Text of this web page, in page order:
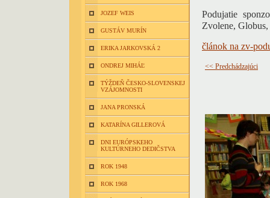
JOZEF WEIS
GUSTÁV MURÍN
ERIKA JARKOVSKÁ 2
ONDREJ MIHÁĽ
TÝŽDEŇ ČESKO-SLOVENSKEJ
VZÁJOMNOSTI
JANA PRONSKÁ
KATARÍNA GILLEROVÁ
DNI EURÓPSKEHO
KULTÚRNEHO DEDIČSTVA
ROK 1948
ROK 1968
Podujatie
Zvolene,
článok na zv-
<< Predchádzajúci